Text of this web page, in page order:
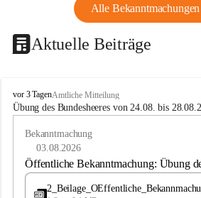
Alle Bekanntmachungen
Aktuelle Beiträge
B
u
vor 3 TagenAmtliche Mitteilung
Übung des Bundesheeres von 24.08. bis
Bekanntmachung
03.08.2026
Öffentliche Bekanntmachung: Übung